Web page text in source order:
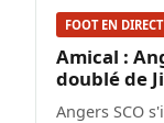
FOOT EN DIRECT
Amical :
doublé de
Angers SCO